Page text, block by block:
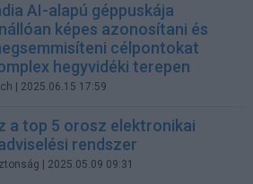
AI-alapú géppuskája
képes azonosítani és
célpontokat
hegyvidéki terepen
| 2025.06.15 17:59
a top 5 orosz elektronikai
rendszer
| 2025.05.09 09:31